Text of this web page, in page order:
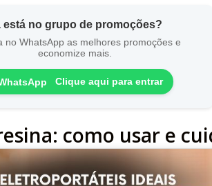
está no grupo de promoções?
no WhatsApp as melhores promoções e
economize mais.
Clique aqui para entrar
como usar e